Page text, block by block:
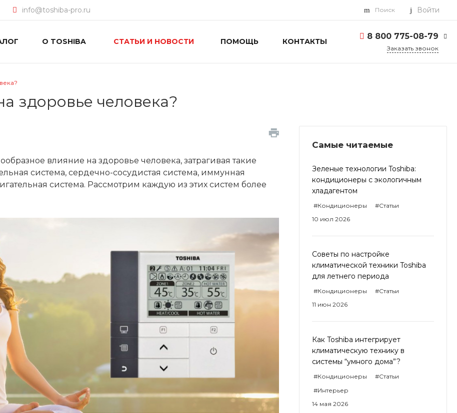
info@toshiba-pro.ru Поиск Войти
О TOSHIBA СТАТЬИ И НОВОСТИ ПОМОЩЬ КОНТАКТЫ
8 800 775-08-79
Заказать звонок
здоровье человека?
Самые читаемые
Зеленые технологии Toshiba:
кондиционеры с экологичным
хладагентом
#Кондиционеры
#Статьи
10 июл 2026
Советы по настройке
климатической техники Toshiba
для летнего периода
#Кондиционеры
#Статьи
11 июн 2026
Как Toshiba интегрирует
климатическую технику в
системы “умного дома”?
#Кондиционеры
#Статьи
#Интерьер
14 мая 2026
влияние на здоровье человека, затрагивая такие
система, сердечно-сосудистая система, иммунная
система. Рассмотрим каждую из этих систем более